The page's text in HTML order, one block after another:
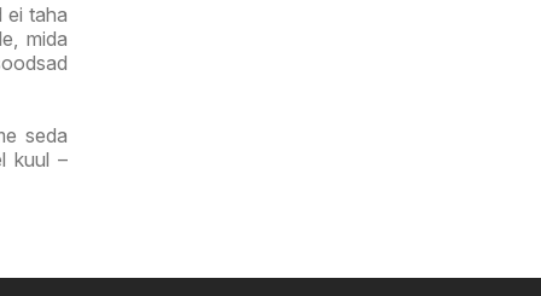
ei taha
mida
seda
kuul –